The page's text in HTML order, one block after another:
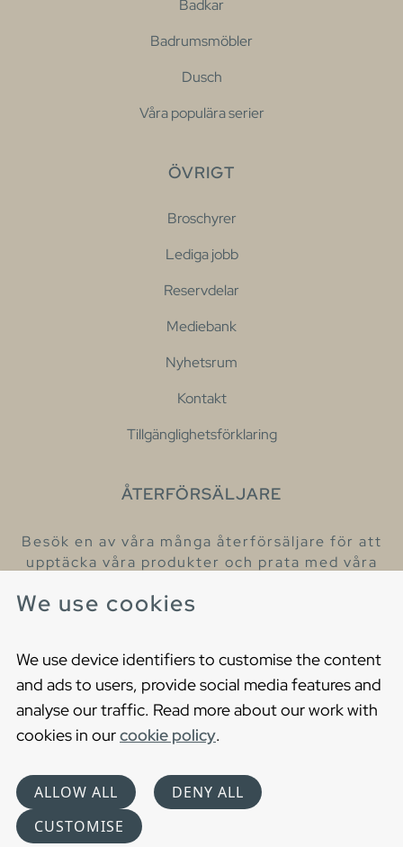
We use cookies
We use device identifiers to customise the content
and ads to users, provide social media features and
analyse our traffic. Read more about our work with
cookies in ourcookie policy.
ALLOW ALL
DENY ALL
CUSTOMISE
Badkar
Badrumsmöbler
Dusch
Våra populära serier
ÖVRIGT
Broschyrer
Lediga jobb
Reservdelar
Mediebank
Nyhetsrum
Kontakt
Tillgänglighetsförklaring
ÅTERFÖRSÄLJARE
Besök en av våra många återförsäljare för att
upptäcka våra produkter och prata med våra
Cookies
Privacy statement
Choose language